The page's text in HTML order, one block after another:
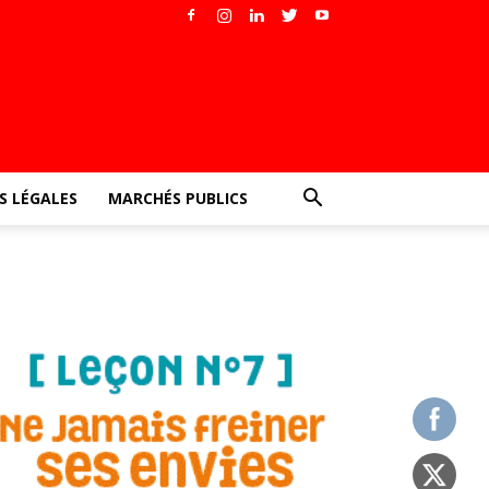
LÉGALES MARCHÉS PUBLICS